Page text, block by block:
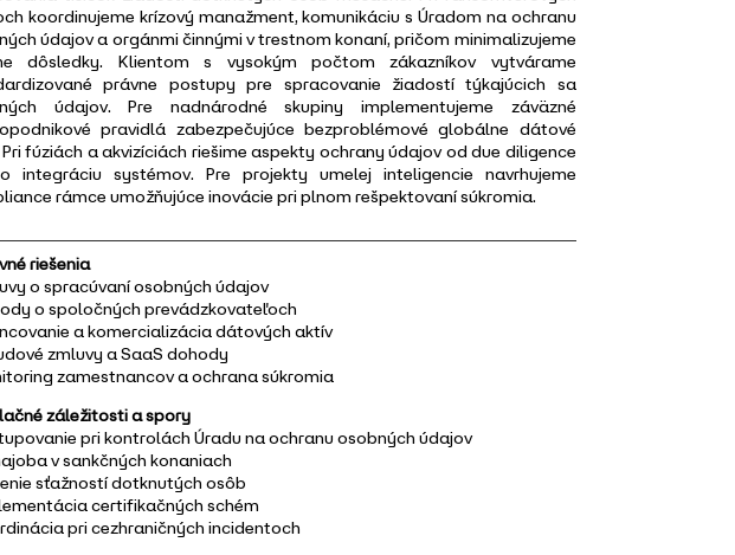
koordinujeme krízový manažment, komunikáciu s Úradom na ochranu
údajov a orgánmi činnými v trestnom konaní, pričom minimalizujeme
dôsledky. Klientom s vysokým počtom zákazníkov vytvárame
právne postupy pre spracovanie žiadostí týkajúcich sa
údajov. Pre nadnárodné skupiny implementujeme záväzné
pravidlá zabezpečujúce bezproblémové globálne dátové
fúziách a akvizíciách riešime aspekty ochrany údajov od due diligence
integráciu systémov. Pre projekty umelej inteligencie navrhujeme
rámce umožňujúce inovácie pri plnom rešpektovaní súkromia.
riešenia
o spracúvaní osobných údajov
o spoločných prevádzkovateľoch
a komercializácia dátových aktív
zmluvy a SaaS dohody
zamestnancov a ochrana súkromia
záležitosti a spory
pri kontrolách Úradu na ochranu osobných údajov
v sankčných konaniach
sťažností dotknutých osôb
certifikačných schém
pri cezhraničných incidentoch